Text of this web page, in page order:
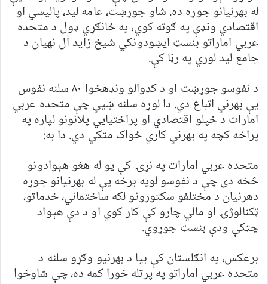
له بهرنیانو جوړه ده. شاو جوړښت، عامه لید، پالیسي او
اقتصادي ونډې په ګوته کوي، په ځانګړي ډول د متحده
عربي اماراتو بنسټ ایښودونکي شیخ زاید آل نهیان د
جامع لید لوري په رڼا کې.
د نفوسو جوړښت او د کډوالو ونډهخوا ۸۰ سلنه نفوس
یې بهرني اتباع دي. دا لوړه سلنه ښیي چې متحده عربي
امارات د خپلو اقتصادي او پراختیايي پلانونو لپاره په
پراخه کچه په بهرني کاري ځواک متکي دي. دا به:
متحده عربي امارات په نړۍ کې یو له هغو هېوادونو
څخه دی چې د نفوسو لویه برخه یې له بهرنیانو جوړه
دهرنیان د مختلفو سکتورونو لکه ساختماني، خدماتو،
ټکنالوژۍ او مالي چارو کې کار کوي او د دې هېواد
چټکې ودې بنسټ جوړوي.
برعکس، په انګلستان کې بیا د بهرنیو وګړو سلنه د
متحده عربي اماراتو په پرتله خورا کمه ده، چې شاوخوا